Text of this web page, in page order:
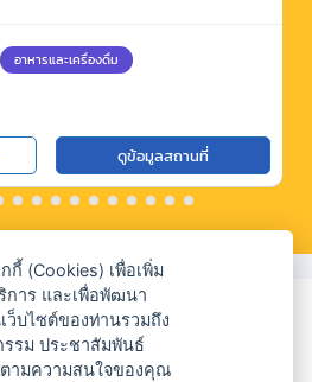
อาหารและเครื่องดื่ม
ดูข้อมูลสถานที่
กี้ (Cookies) เพื่อเพิ่ม
การ และเพื่อพัฒนา
ว็บไซต์ของท่านรวมถึง
รม ประชาสัมพันธ์
ามความสนใจของคุณ